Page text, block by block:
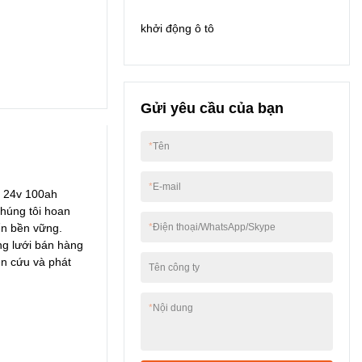
100ah
tôi hoan
bền vững.
lưới bán hàng
cứu và phát
khởi động ô tô
Gửi yêu cầu của bạn
*Tên
*E-mail
*Điện thoại/WhatsApp/Skype
Tên công ty
*Nội dung